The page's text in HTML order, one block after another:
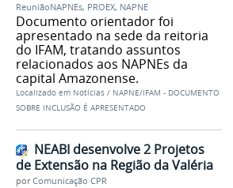
ReuniãoNAPNEs, PROEX, NAPNE
Documento orientador foi
apresentado na sede da reitoria
do IFAM, tratando assuntos
relacionados aos NAPNEs da
capital Amazonense.
Localizado em Notícias / NAPNE/IFAM - DOCUMENTO
SOBRE INCLUSÃO É APRESENTADO
NEABI desenvolve 2 Projetos
de Extensão na Região da Valéria
porComunicação CPR